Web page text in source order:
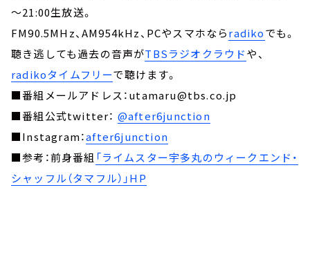
～21:00生放送。
FM90.5MHz、AM954kHz、PCやスマホならradikoでも。
聴き逃しても過去の音声がTBSラジオクラウドや、
radikoタイムフリーで聴けます。
■番組メールアドレス：utamaru@tbs.co.jp
■番組公式twitter： @after6junction
■Instagram：after6junction
■参考：前身番組 「ライムスター宇多丸のウィークエンド・
シャッフル（タマフル）」HP